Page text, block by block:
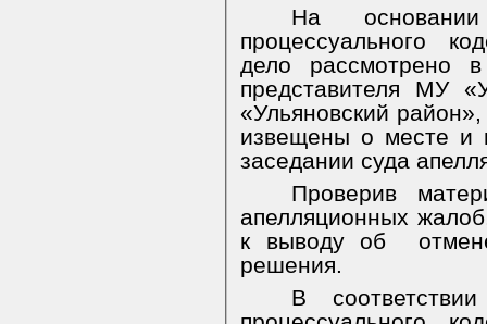
На
процессуального
дело рассмотрено
представителя МУ
«Ульяновский
извещены о месте и
заседании суда
Проверив
апелляционных
к выводу об
решения.
В